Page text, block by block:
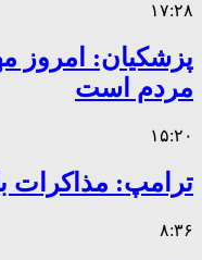
۱۷:۲۸
پزشکیان: امروز
مردم است
۱۵:۲۰
ترامپ: مذاکرات
۸:۳۶